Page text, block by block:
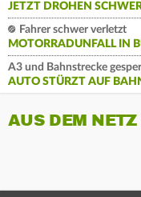
JETZT DROHEN
Fahrer schwer verletzt
MOTORRADUNFALL IN
A3 und Bahnstrecke
AUTO STÜRZT AUF
AUS DEM NETZ